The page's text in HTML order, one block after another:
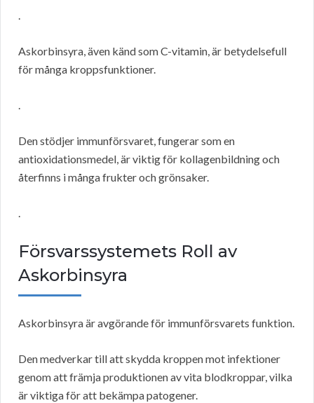
.
Askorbinsyra, även känd som C-vitamin, är betydelsefull
för många kroppsfunktioner.
.
Den stödjer immunförsvaret, fungerar som en
antioxidationsmedel, är viktig för kollagenbildning och
återfinns i många frukter och grönsaker.
.
Försvarssystemets Roll av
Askorbinsyra
Askorbinsyra är avgörande för immunförsvarets funktion.
Den medverkar till att skydda kroppen mot infektioner
genom att främja produktionen av vita blodkroppar, vilka
är viktiga för att bekämpa patogener.